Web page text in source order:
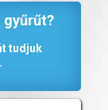
gyűrűt?
tudjuk